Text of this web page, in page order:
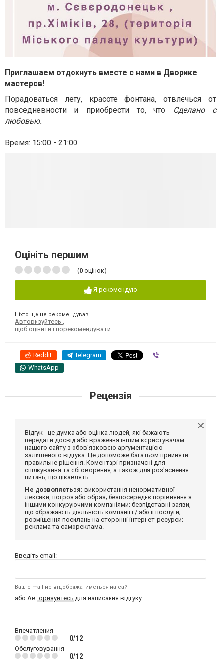
Приглашаем отдохнуть вместе с нами в Дворике
мастеров!
Порадоваться лету, красоте фонтана, отвлечься от
повседневности и приобрести то, что
Сделано с
любовью.
Время: 15:00 - 21:00
Оцініть першим
(0 оцінок)
Я рекомендую
Ніхто ще не рекомендував
Авторизуйтесь
щоб оцінити і порекомендувати
Reddit Telegram
WhatsApp
Рецензія
Відгук - це думка або оцінка людей, які бажають
передати досвід або враження іншим користувачам
нашого сайту з обов'язковою аргументацією
залишеного відгука. Це допоможе багатьом прийняти
правильне рішення. Коментарі призначені для
спілкування та обговорення, а також для роз'яснення
питань, що цікавлять.
Не дозволяється: використання ненормативної
лексики, погроз або образ; безпосереднє порівняння з
іншими конкуруючими компаніями; безпідставні заяви,
що ображають діяльність компанії і / або її послуги;
розміщення посилань на сторонні інтернет-ресурси;
реклама та самореклама.
Введіть email:
Ваш e-mail не відображатиметься на сайті
або Авторизуйтесь для написання відгуку
Впечатления
0/12
Обслуговування
0/12